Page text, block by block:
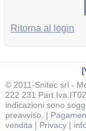
Ritorna al login
© 2011-Snitec srl -
222 231 Part.Iva
indicazioni sono
preavviso. |
vendita| Privacy|